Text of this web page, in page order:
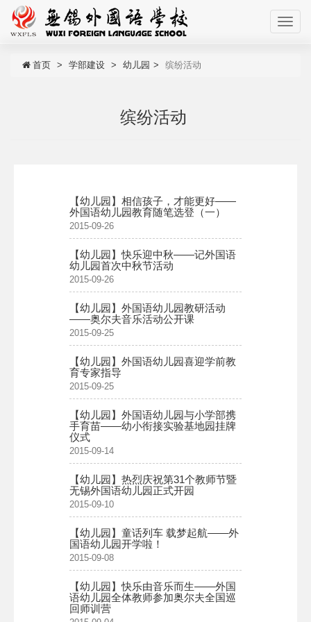
首页 学部建设 幼儿园 缤纷活动
缤纷活动
【幼儿园】相信孩子，才能更好——
外国语幼儿园教育随笔选登（一）
2015-09-26
【幼儿园】快乐迎中秋——记外国语
幼儿园首次中秋节活动
2015-09-26
【幼儿园】外国语幼儿园教研活动
——奥尔夫音乐活动公开课
2015-09-25
【幼儿园】外国语幼儿园喜迎学前教
育专家指导
2015-09-25
【幼儿园】外国语幼儿园与小学部携
手育苗——幼小衔接实验基地园挂牌
仪式
2015-09-14
【幼儿园】热烈庆祝第31个教师节暨
无锡外国语幼儿园正式开园
2015-09-10
【幼儿园】童话列车 载梦起航——外
国语幼儿园开学啦！
2015-09-08
【幼儿园】快乐由音乐而生——外国
语幼儿园全体教师参加奥尔夫全国巡
回师训营